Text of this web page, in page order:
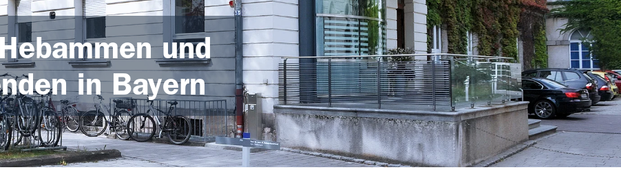
und
in Bayern